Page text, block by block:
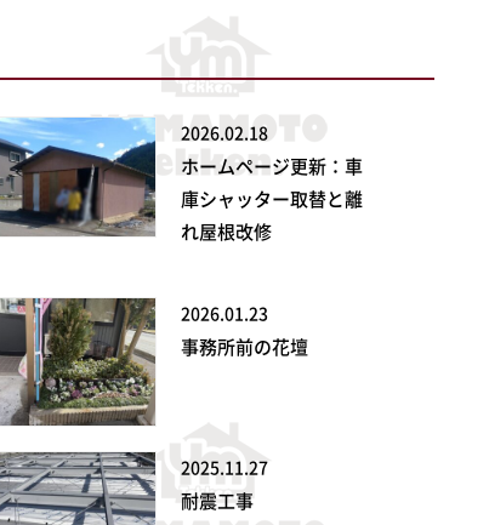
2026.02.18
ホームページ更新：車
庫シャッター取替と離
れ屋根改修
2026.01.23
事務所前の花壇
2025.11.27
耐震工事